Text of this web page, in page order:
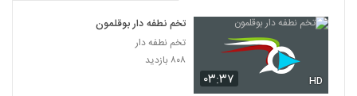
۰۳:۳۷ HD
تخم نطفه دار بوقلمون
تخم نطفه دار
۸۰۸ بازدید